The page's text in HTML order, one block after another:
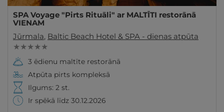
SPA Voyage "Pirts Rituāli" ar MALTĪTI restorānā
VIENAM
Jūrmala, Baltic Beach Hotel & SPA - dienas atpūta
★ ★ ★ ★ ★
3 ēdienu maltīte restorānā
Atpūta pirts kompleksā
Ilgums: 2 st.
Ir spēkā līdz 30.12.2026